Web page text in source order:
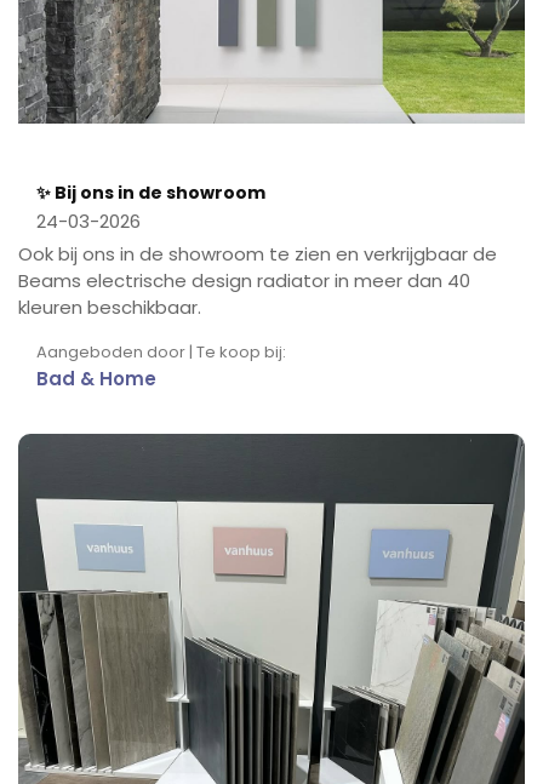
✨ Bij ons in de showroom
24-03-2026
Ook bij ons in de showroom te zien en verkrijgbaar de
Beams electrische design radiator in meer dan 40
kleuren beschikbaar.
Aangeboden door | Te koop bij:
Bad & Home